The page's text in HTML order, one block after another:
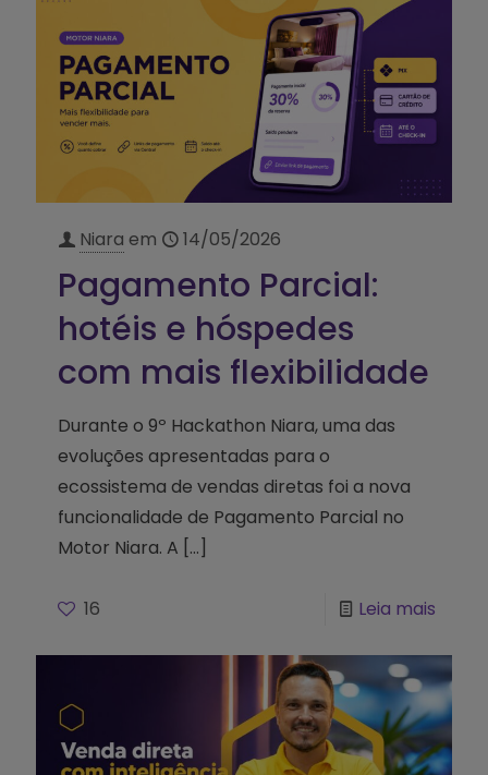
Niara em 14/05/2026
Pagamento Parcial:
hotéis e hóspedes
com mais flexibilidade
Durante o 9º Hackathon Niara, uma das
evoluções apresentadas para o
ecossistema de vendas diretas foi a nova
funcionalidade de Pagamento Parcial no
Motor Niara. A […]
16 Leia mais